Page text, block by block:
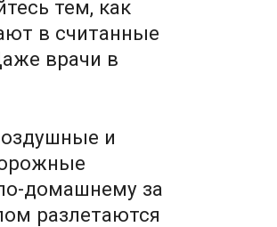
тем, как
в считанные
врачи в
и
домашнему за
разлетаются